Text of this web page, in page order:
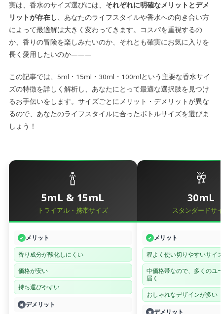
実は、香水のサイズ選びには、 それぞれに明確なメリットとデメ
リットが存在し、あなたのライフスタイルや香水への向き合い方
によって最適解は大きく変わってきます。コスパを重視するの
か、香りの冒険を楽しみたいのか、それとも確実にお気に入りを
長く愛用したいのか———
この記事では、5ml・15ml・30ml・100mlという主要な香水サイ
ズの特徴を詳しく解析し、あなたにとって最適な選択肢を見つけ
るお手伝いをします。サイズごとにメリット・デメリットが異な
るので、 あなたのライフスタイルに合ったボトルサイズを選びま
しょう！
🍾
5mL & 15mL
トライアル・携帯サイズ
✔ メリット
香り成分が酸化しにくい
価格が安い
持ち運びやすい
✖ デメリット
🥂
30mL
スタンダードサ
✔ メリット
程よく使い切りやすいサイ
中価格帯なので、多くのユ
届く
おしゃれなデザインが多い
✖ デメリット